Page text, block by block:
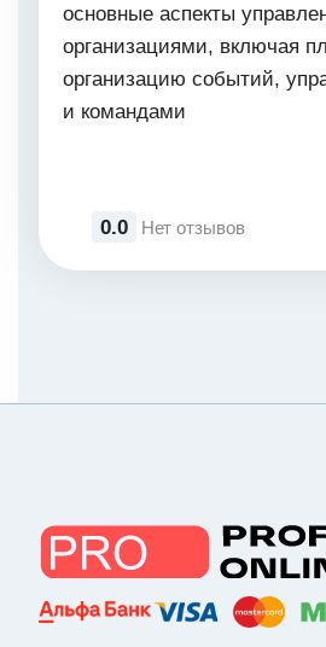
основные аспекты
организациями, включая
организацию событий,
и командами
0.0 Нет отзывов